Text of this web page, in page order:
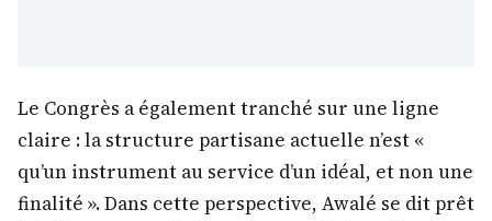
Le Congrès a également tranché sur une ligne
claire : la structure partisane actuelle n’est «
qu’un instrument au service d’un idéal, et non une
finalité ». Dans cette perspective, Awalé se dit prêt